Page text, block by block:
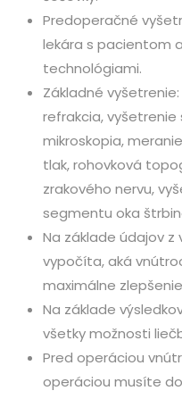
Predoperačné
lekára s pacientom
technológiami.
Základné
refrakcia,
mikroskopia,
tlak, rohovková
zrakového nervu,
segmentu oka
Na základe údajov
vypočíta, aká
maximálne
Na základe
všetky možnosti
Pred operáciou
operáciou musíte